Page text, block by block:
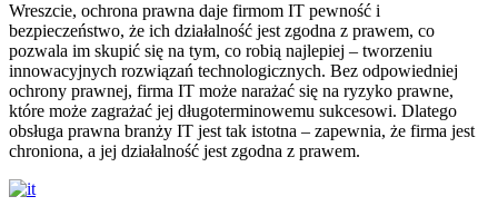
Wreszcie, ochrona prawna daje firmom IT pewność i
bezpieczeństwo, że ich działalność jest zgodna z prawem, co
pozwala im skupić się na tym, co robią najlepiej – tworzeniu
innowacyjnych rozwiązań technologicznych. Bez odpowiedniej
ochrony prawnej, firma IT może narażać się na ryzyko prawne,
które może zagrażać jej długoterminowemu sukcesowi. Dlatego
obsługa prawna branży IT jest tak istotna – zapewnia, że firma jest
chroniona, a jej działalność jest zgodna z prawem.